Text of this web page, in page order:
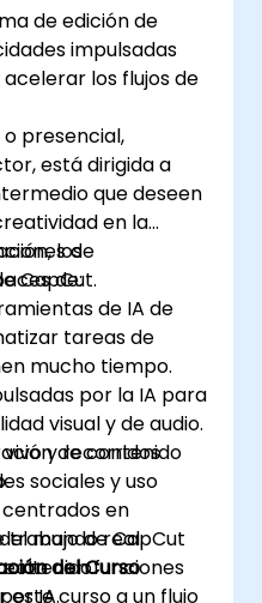
de edición de
impulsadas
los flujos de
presencial,
está dirigida a
que deseen
en la
de
CapCut.
los
de:
de IA de
tareas de
mucho tiempo.
por la IA para
visual y de audio.
de contenido
sociales y uso
trabajo de CapCut
y recorridos
en
mundo real.
con funciones
IA.
del Curso
este curso a un flujo